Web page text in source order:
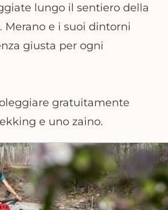
lungo ilsentiero della
. Merano e i suoi dintorni
giusta per ogni
gratuitamente
e uno zaino.